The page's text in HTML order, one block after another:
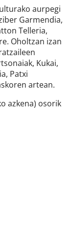
aurpegi
Garmendia,
Telleria,
Oholtzan izan
Kukai,
Patxi
artean.
azkena) osorik